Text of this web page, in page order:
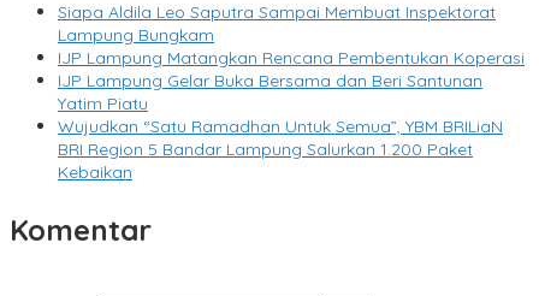
Siapa Aldila Leo Saputra Sampai Membuat Inspektorat
Lampung Bungkam
IJP Lampung Matangkan Rencana Pembentukan Koperasi
IJP Lampung Gelar Buka Bersama dan Beri Santunan
Yatim Piatu
Wujudkan “Satu Ramadhan Untuk Semua”, YBM BRILiaN
BRI Region 5 Bandar Lampung Salurkan 1.200 Paket
Kebaikan
Komentar